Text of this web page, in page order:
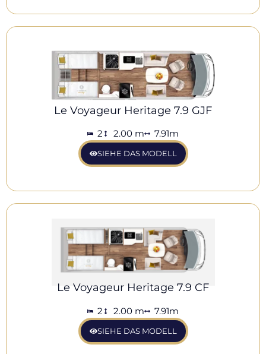
Le Voyageur Heritage 7.9 GJF
2 2.00 m 7.91m
SIEHE DAS MODELL
Le Voyageur Heritage 7.9 CF
2 2.00 m 7.91m
SIEHE DAS MODELL